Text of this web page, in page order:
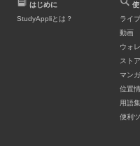
はじめに
StudyAppliとは？
ライ
動画
ウォ
ストア
マンガ
位置
用語集
便利